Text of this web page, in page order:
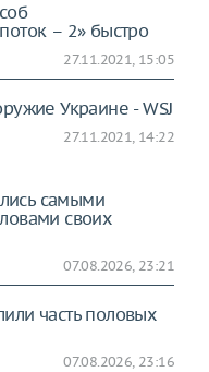
– 2» быстро
27.11.2021, 15:05
Украине - WSJ
27.11.2021, 14:22
самыми
своих
07.08.2026, 23:21
часть половых
07.08.2026, 23:16